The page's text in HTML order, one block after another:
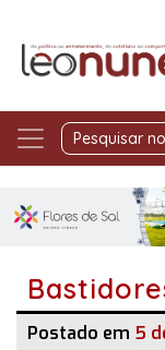
Postado em 5